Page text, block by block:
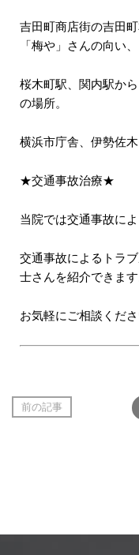
吉田町商店街の吉田
「梅や」さんの向い
桜木町駅、関内駅か
の場所。
横浜市庁舎、伊勢佐
★交通事故治療★
当院では交通事故に
交通事故によるトラ
士さんを紹介できます
お気軽にご相談くださ
前の記事